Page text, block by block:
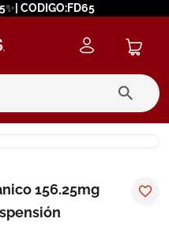
CODIGO:FD65
156.25mg